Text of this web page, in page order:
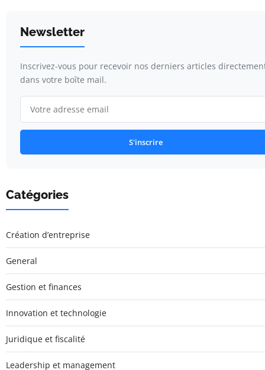
Newsletter
Inscrivez-vous pour recevoir nos derniers articles
dans votre boîte mail.
S'inscrire
Catégories
Création d’entreprise
General
Gestion et finances
Innovation et technologie
Juridique et fiscalité
Leadership et management